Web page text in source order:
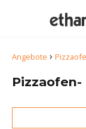
Angebote ›